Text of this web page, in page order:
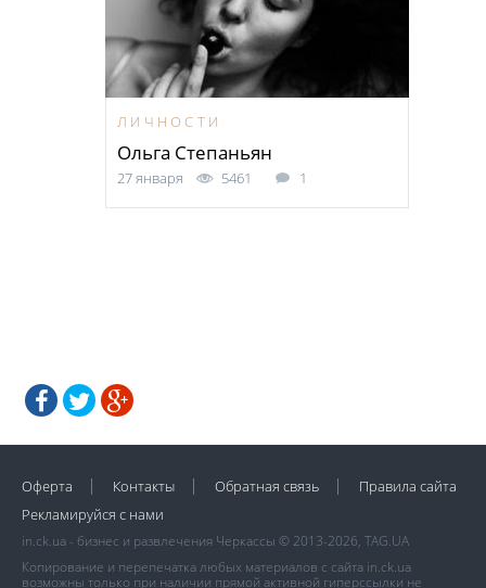
ЛИЧНОСТИ
Ольга Степаньян
27 января 5461 1
Оферта Контакты Обратная связь
Правила сайта
Рекламируйся с нами
in.ck.ua - бизнес и развлечения Черкассы © 2013-2026, TAG.UA
Копирование и перепечатка любых материалов с сайта in.ck.ua
возможны только при наличии прямой активной гиперссылки не